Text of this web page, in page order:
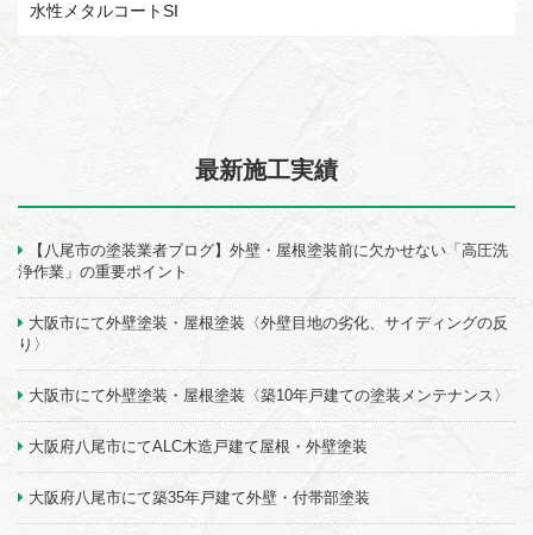
水性メタルコートSI
最新施工実績
【八尾市の塗装業者ブログ】外壁・屋根塗装前に欠かせない「高圧洗
浄作業」の重要ポイント
大阪市にて外壁塗装・屋根塗装〈外壁目地の劣化、サイディングの反
り〉
大阪市にて外壁塗装・屋根塗装〈築10年戸建ての塗装メンテナンス〉
大阪府八尾市にてALC木造戸建て屋根・外壁塗装
大阪府八尾市にて築35年戸建て外壁・付帯部塗装